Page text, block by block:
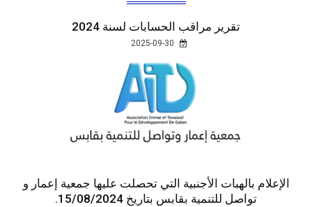
تقرير مراقب الحسابات لسنة 2024
الإعلام بالهبات الأجنبية التي تحصلت عليها جمعية إعمار و
تواصل للتنمية بقابس بتاريخ 15/08/2024.